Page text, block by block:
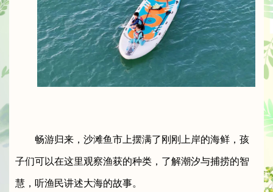
畅游归来，沙滩鱼市上摆满了刚刚上岸的海鲜，孩
子们可以在这里观察渔获的种类，了解潮汐与捕捞的智
慧，听渔民讲述大海的故事。